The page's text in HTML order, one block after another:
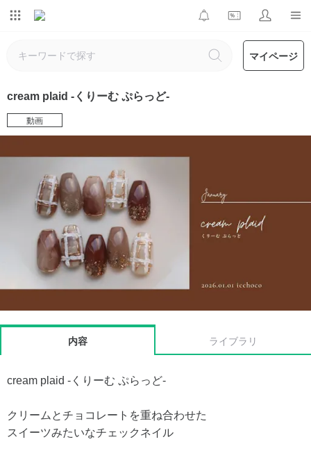
マイページ
cream plaid -くりーむ ぷらっど-
動画
内容 ライブラリ
cream plaid -くりーむ ぷらっど-
クリームとチョコレートを重ね合わせた
スイーツみたいなチェックネイル